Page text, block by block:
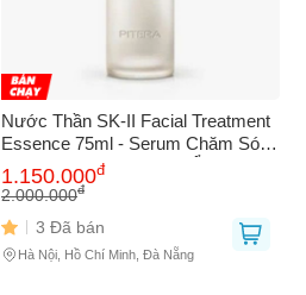
Nước Thần SK-II Facial Treatment
Essence 75ml - Serum Chăm Sóc
Da Cao Cấp, Cung Cấp Ẩm, Tăng
Cường Sức Khỏe Da Chính Hãng
1.150.000đ
2.000.000đ
3 Đã bán
Hà Nội, Hồ Chí Minh, Đà Nẵng